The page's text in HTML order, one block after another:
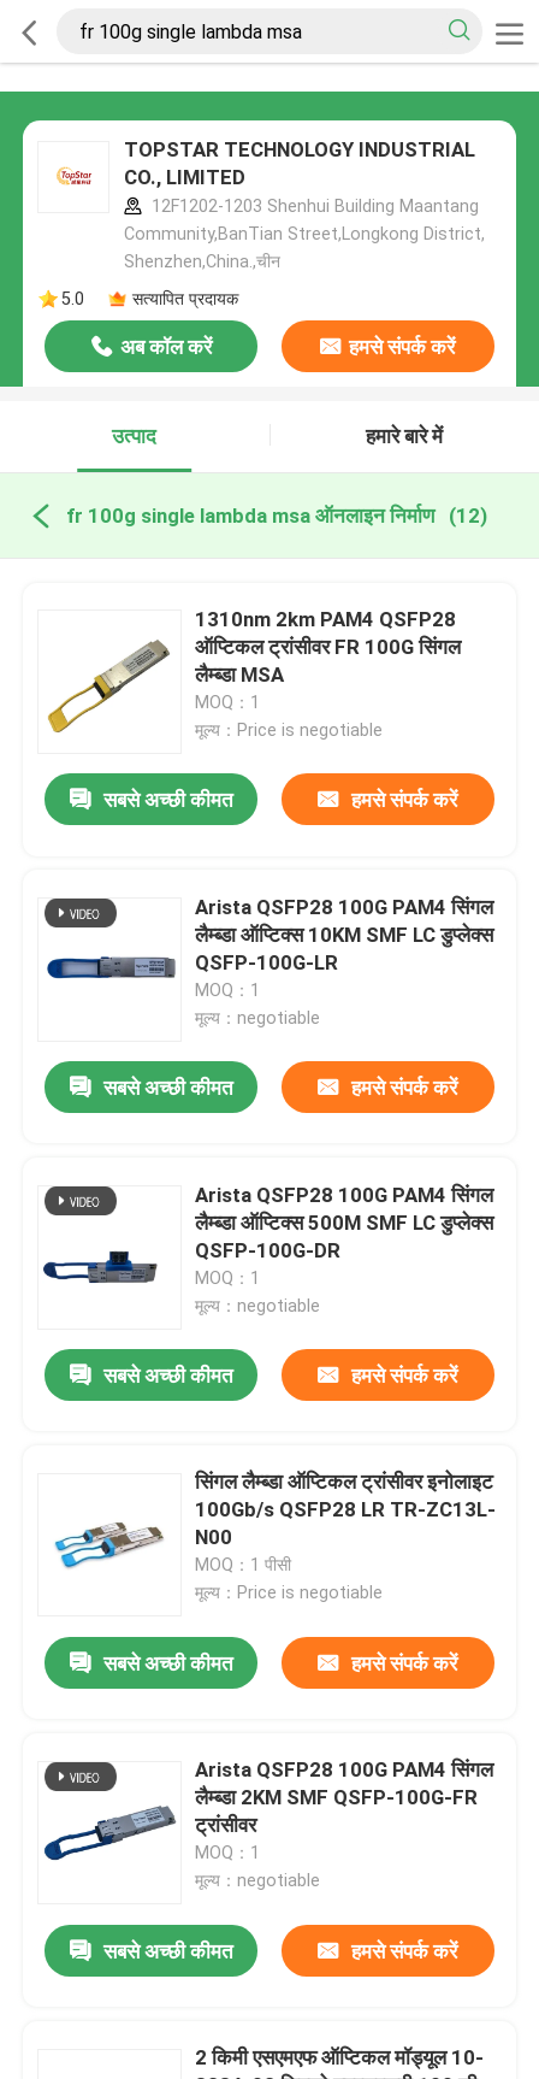
TOPSTAR TECHNOLOGY INDUSTRIAL
CO., LIMITED
12F1202-1203 Shenhui Building Maantang
Community,BanTian Street,Longkong District,
Shenzhen,China.,चीन
5.0
सत्यापित प्रदायक
अब कॉल करें हमसे संपर्क करें
उत्पाद हमारे बारे में
fr 100g single lambda msa ऑनलाइन निर्माण (12)
1310nm 2km PAM4 QSFP28
ऑप्टिकल ट्रांसीवर FR 100G सिंगल
लैम्ब्डा MSA
MOQ：1
मूल्य：Price is negotiable
सबसे अच्छी कीमत हमसे संपर्क करें
Arista QSFP28 100G PAM4 सिंगल
लैम्ब्डा ऑप्टिक्स 10KM SMF LC डुप्लेक्स
QSFP-100G-LR
MOQ：1
मूल्य：negotiable
सबसे अच्छी कीमत हमसे संपर्क करें
Arista QSFP28 100G PAM4 सिंगल
लैम्ब्डा ऑप्टिक्स 500M SMF LC डुप्लेक्स
QSFP-100G-DR
MOQ：1
मूल्य：negotiable
सबसे अच्छी कीमत हमसे संपर्क करें
सिंगल लैम्ब्डा ऑप्टिकल ट्रांसीवर इनोलाइट
100Gb/s QSFP28 LR TR-ZC13L-
N00
MOQ：1 पीसी
मूल्य：Price is negotiable
सबसे अच्छी कीमत हमसे संपर्क करें
Arista QSFP28 100G PAM4 सिंगल
लैम्ब्डा 2KM SMF QSFP-100G-FR
ट्रांसीवर
MOQ：1
मूल्य：negotiable
सबसे अच्छी कीमत हमसे संपर्क करें
2 किमी एसएमएफ ऑप्टिकल मॉड्यूल 10-